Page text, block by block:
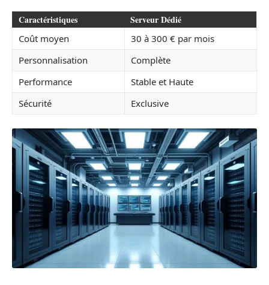
Caractéristiques Serveur Dédié
Coût moyen
30 à 300 € par mois
Personnalisation
Complète
Performance
Stable et Haute
Sécurité
Exclusive